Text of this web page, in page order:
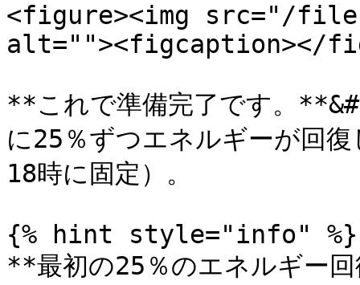
<figure><img src="/files/
alt=""><figcaption></
**これで準備完了です。
に25％ずつエネルギーが回
18時に固定）。
{% hint style="info" %}
**最初の25％のエネルギー